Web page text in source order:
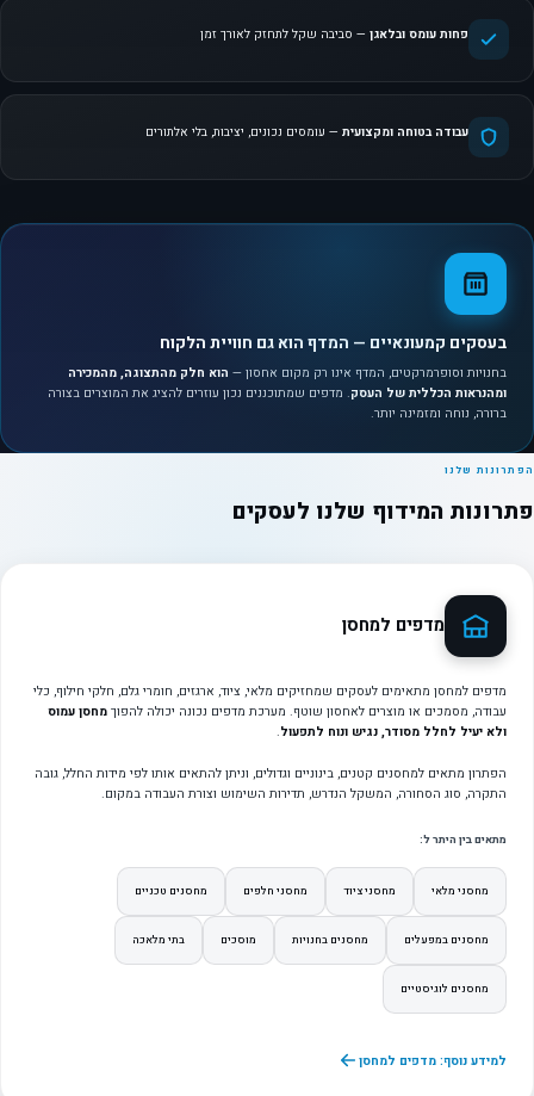
פחות עומס ובלאגן — סביבה שקל לתחזק לאורך זמן
עבודה בטוחה ומקצועית — עומסים נכונים, יציבות, בלי אלתורים
בעסקים קמעונאיים — המדף הוא גם חוויית הלקוח
בחנויות וסופרמרקטים, המדף אינו רק מקום אחסון — הוא חלק מהתצוגה, מהמכירה
ומהנראות הכללית של העסק. מדפים שמתוכננים נכון עוזרים להציג את המוצרים בצורה
ברורה, נוחה ומזמינה יותר.
הפתרונות שלנו
פתרונות המידוף שלנו לעסקים
מדפים למחסן
מדפים למחסן מתאימים לעסקים שמחזיקים מלאי, ציוד, ארגזים, חומרי גלם, חלקי חילוף, כלי
עבודה, מסמכים או מוצרים לאחסון שוטף. מערכת מדפים נכונה יכולה להפוך מחסן עמוס
ולא יעיל לחלל מסודר, נגיש ונוח לתפעול.
הפתרון מתאים למחסנים קטנים, בינוניים וגדולים, וניתן להתאים אותו לפי מידות החלל, גובה
התקרה, סוג הסחורה, המשקל הנדרש, תדירות השימוש וצורת העבודה במקום.
מתאים בין היתר ל:
מחסני מלאי מחסני ציוד מחסני חלפים מחסנים טכניים
מחסנים במפעלים מחסנים בחנויות מוסכים בתי מלאכה
מחסנים לוגיסטיים
למידע נוסף: מדפים למחסן